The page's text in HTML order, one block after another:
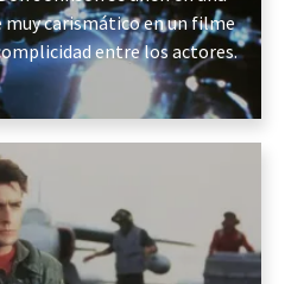
muy carismático en un filme
entre los actores.